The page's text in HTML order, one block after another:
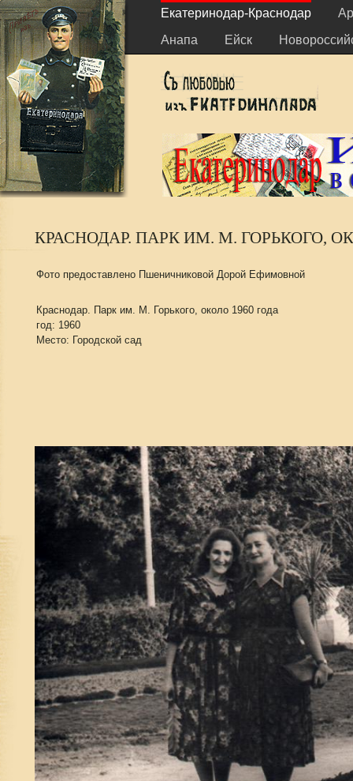
Екатеринодар-Краснодар
Анапа
Ейск
КРАСНОДАР. ПАРК ИМ. М. ГОРЬКОГО,
Фото предоставлено Пшеничниковой Дорой Ефимовной
Краснодар. Парк им. М. Горького, около 1960 года
год: 1960
Место: Городской сад